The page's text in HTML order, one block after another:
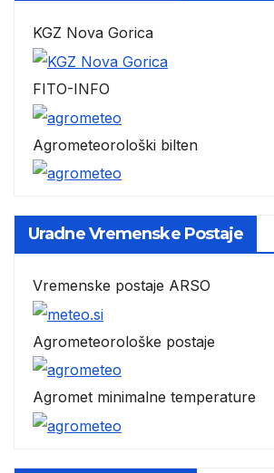
KGZ Nova Gorica
FITO-INFO
Agrometeorološki bilten
Uradne Vremenske Postaje
Vremenske postaje ARSO
Agrometeorološke postaje
Agromet minimalne temperature